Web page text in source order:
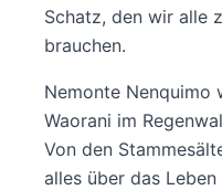
Schatz, den wir alle
brauchen.
Nemonte Nenquimo
Waorani im
Von den
alles über das